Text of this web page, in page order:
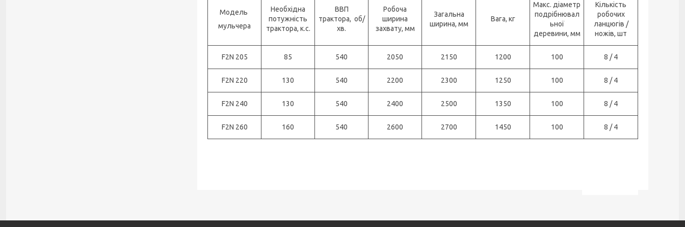
Модель
мульчера
Необхідна
потужність
трактора, к.с.
ВВП
трактора, об/
хв.
Робоча
ширина
захвату, мм
Загальна
ширина, мм
Вага, кг
Макс. діаметр
подрібнювал
ьної
деревини, мм
Кількість
робочих
ланцюгів /
ножів, шт
F2N 205 85 540 2050 2150 1200 100 8 / 4
F2N 220 130 540 2200 2300 1250 100 8 / 4
F2N 240 130 540 2400 2500 1350 100 8 / 4
F2N 260 160 540 2600 2700 1450 100 8 / 4